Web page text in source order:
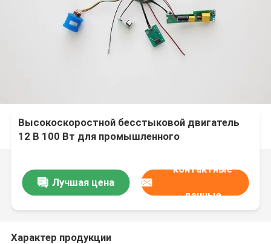
Высокоскоростной бесстыковой двигатель
12 В 100 Вт для промышленного
Лучшая цена
контактные
данные
Характер продукции